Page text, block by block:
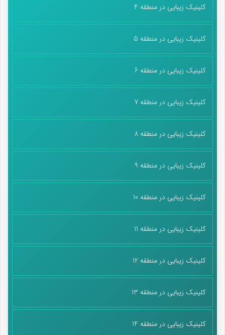
کلینیک زیبایی در منطقه 4
کلینیک زیبایی در منطقه 5
کلینیک زیبایی در منطقه 6
کلینیک زیبایی در منطقه 7
کلینیک زیبایی در منطقه 8
کلینیک زیبایی در منطقه 9
کلینیک زیبایی در منطقه 10
کلینیک زیبایی در منطقه 11
کلینیک زیبایی در منطقه 12
کلینیک زیبایی در منطقه 13
کلینیک زیبایی در منطقه 14